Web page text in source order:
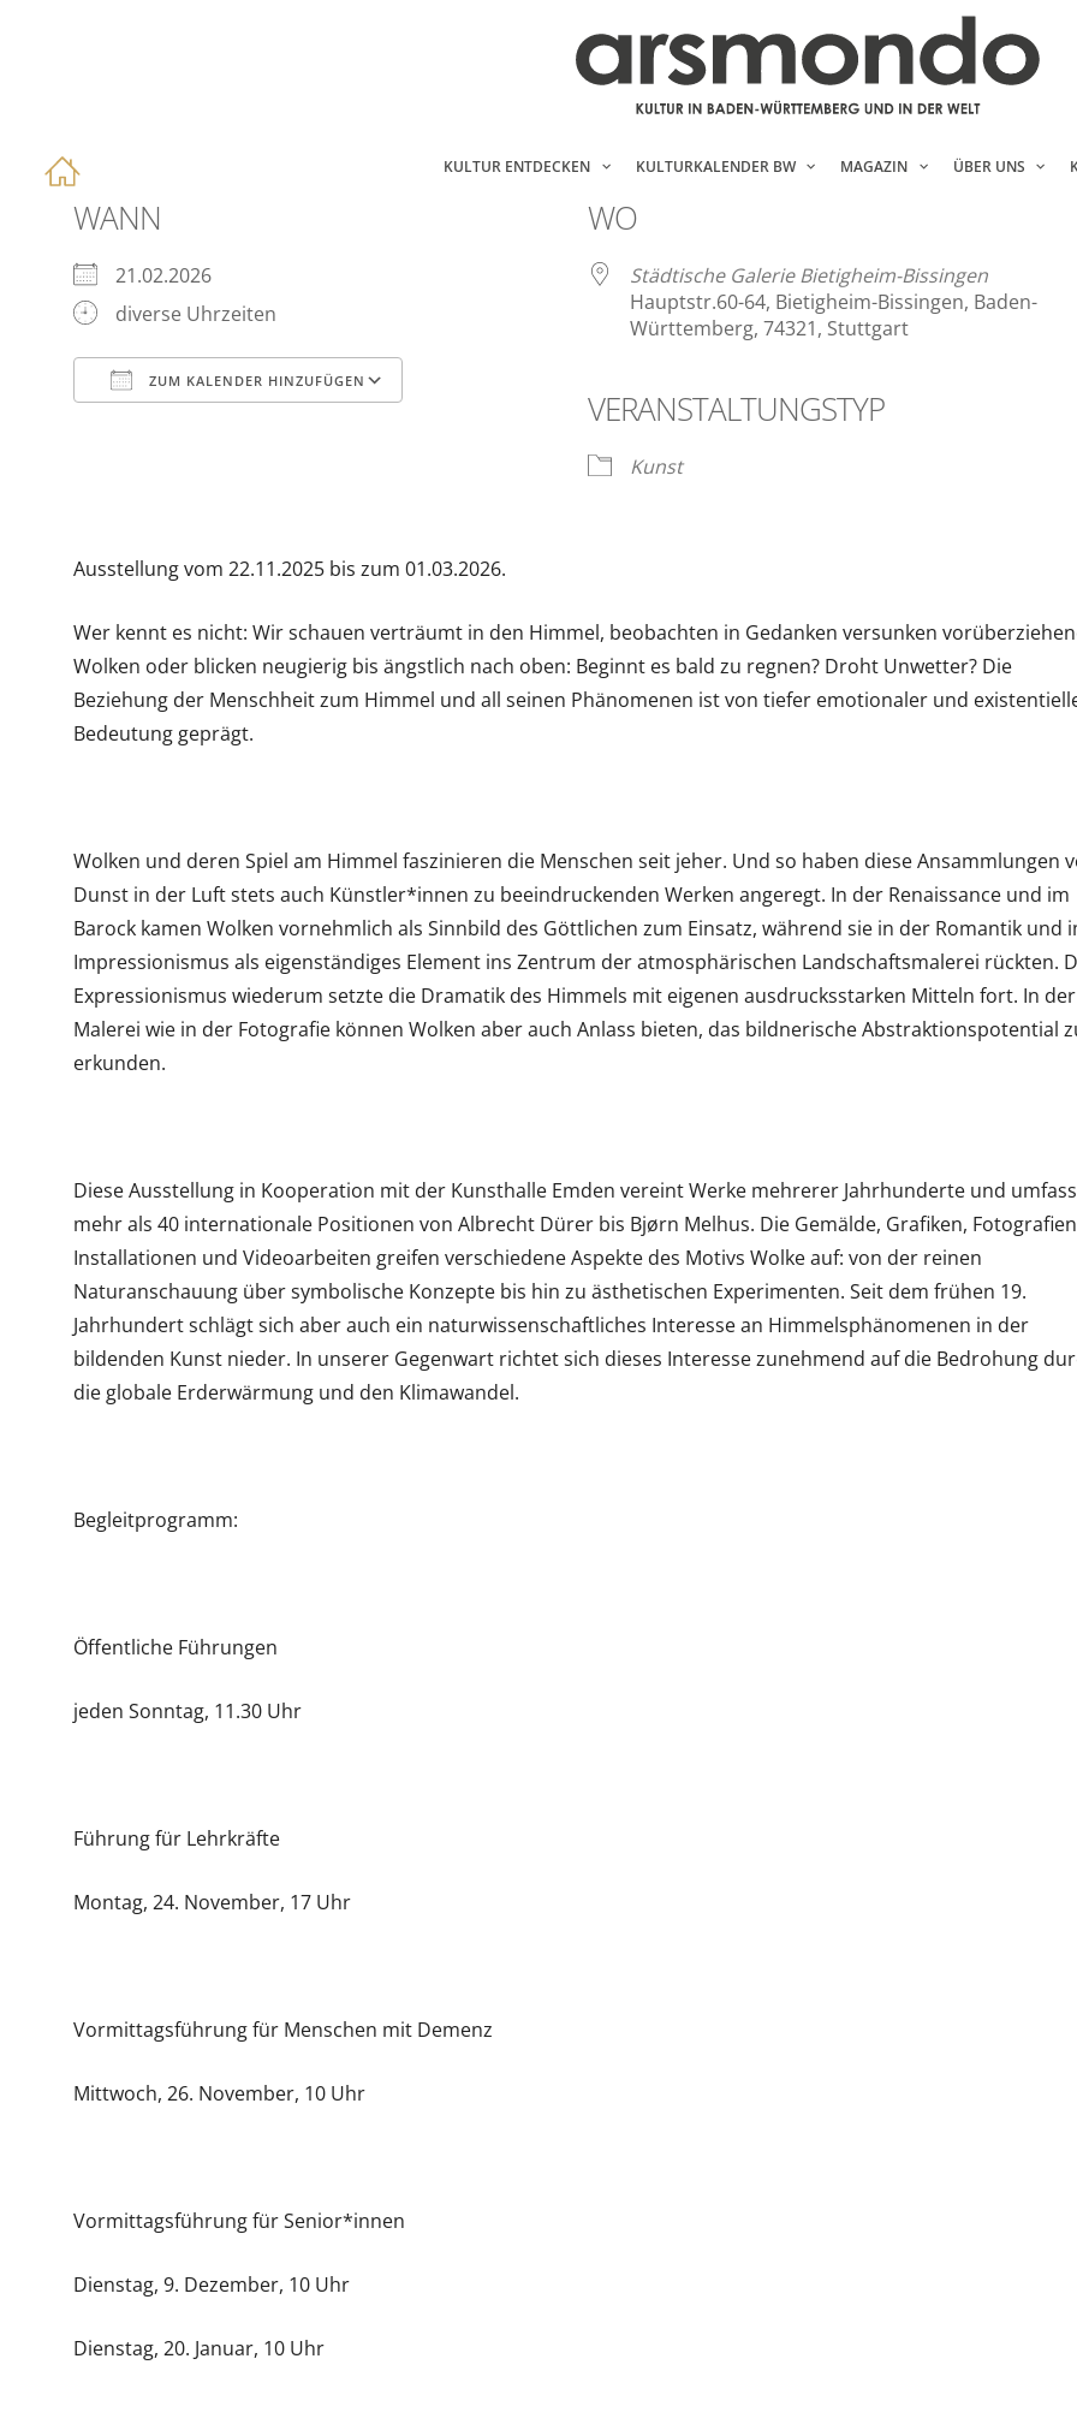
KULTUR ENTDECKEN KULTURKALENDER BW MAGAZIN ÜBER UNS
WANN
21.02.2026
diverse Uhrzeiten
ZUM KALENDER HINZUFÜGEN
iCalendar
WO
Städtische Galerie Bietigheim-Bissingen
Hauptstr.60-64, Bietigheim-Bissingen, Baden-
Württemberg, 74321, Stuttgart
VERANSTALTUNGSTYP
Kunst
Ausstellung vom 22.11.2025 bis zum 01.03.2026.
Wer kennt es nicht: Wir schauen verträumt in den Himmel, beobachten in Gedanken versunken
Wolken oder blicken neugierig bis ängstlich nach oben: Beginnt es bald zu regnen? Droht Unwetter? Die
Beziehung der Menschheit zum Himmel und all seinen Phänomenen ist von tiefer emotionaler und
Bedeutung geprägt.
Wolken und deren Spiel am Himmel faszinieren die Menschen seit jeher. Und so haben diese Ansammlungen
Dunst in der Luft stets auch Künstler*innen zu beeindruckenden Werken angeregt. In der Renaissance und im
Barock kamen Wolken vornehmlich als Sinnbild des Göttlichen zum Einsatz, während sie in der Romantik und
Impressionismus als eigenständiges Element ins Zentrum der atmosphärischen Landschaftsmalerei rückten.
Expressionismus wiederum setzte die Dramatik des Himmels mit eigenen ausdrucksstarken Mitteln fort. In der
Malerei wie in der Fotografie können Wolken aber auch Anlass bieten, das bildnerische Abstraktionspotential
erkunden.
Diese Ausstellung in Kooperation mit der Kunsthalle Emden vereint Werke mehrerer Jahrhunderte und
mehr als 40 internationale Positionen von Albrecht Dürer bis Bjørn Melhus. Die Gemälde, Grafiken,
Installationen und Videoarbeiten greifen verschiedene Aspekte des Motivs Wolke auf: von der reinen
Naturanschauung über symbolische Konzepte bis hin zu ästhetischen Experimenten. Seit dem frühen 19.
Jahrhundert schlägt sich aber auch ein naturwissenschaftliches Interesse an Himmelsphänomenen in der
bildenden Kunst nieder. In unserer Gegenwart richtet sich dieses Interesse zunehmend auf die Bedrohung
die globale Erderwärmung und den Klimawandel.
Begleitprogramm:
Öffentliche Führungen
jeden Sonntag, 11.30 Uhr
Führung für Lehrkräfte
Montag, 24. November, 17 Uhr
Vormittagsführung für Menschen mit Demenz
Mittwoch, 26. November, 10 Uhr
Vormittagsführung für Senior*innen
Dienstag, 9. Dezember, 10 Uhr
Dienstag, 20. Januar, 10 Uhr